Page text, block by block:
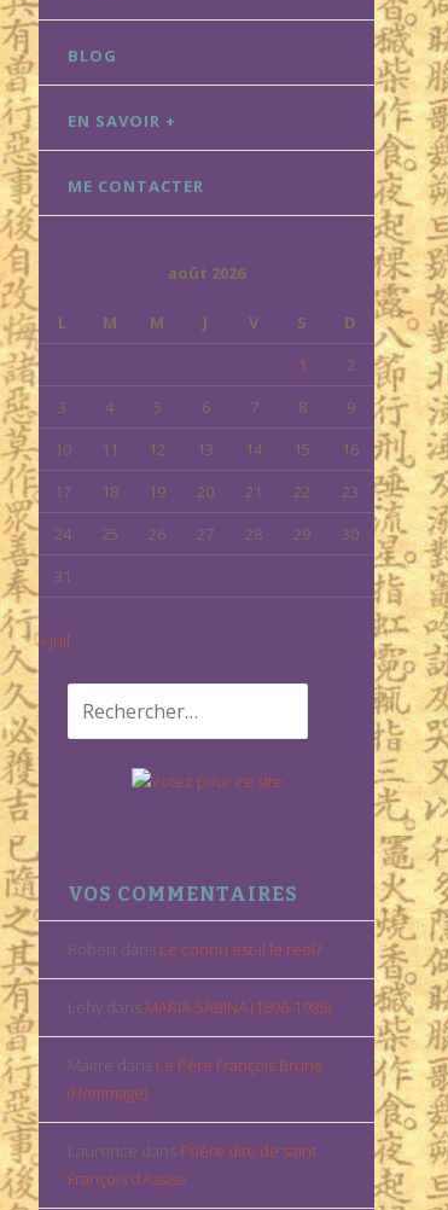
BLOG
EN SAVOIR +
ME CONTACTER
août 2026
L M M J V S
D
1
2
3
4 5 6 7 8
9
10
11 12 13 14 15
16
17
18 19 20 21 22
23
24
25 26 27 28 29
30
31
« Juil
Rechercher :
VOS COMMENTAIRES
Robert dans Le connu est-il le réel?
Lehy dans MARIA SABINA (1896-1985)
Maitre dans Le Père François Brune
(Hommage)
Laurence dans Prière dite de saint
François d’Assise